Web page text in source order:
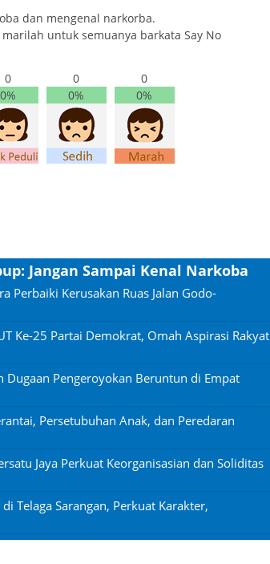
dan mengenal narkorba.
untuk semuanya barkata Say No
0
0%
0
0%
0
0%
Jangan Sampai Kenal Narkoba
Perbaiki Kerusakan Ruas Jalan Godo-
Ke-25 Partai Demokrat, Omah Aspirasi Rakyat
Dugaan Pengeroyokan Beruntun di Empat
Persetubuhan Anak, dan Peredaran
Jaya Perkuat Keorganisasian dan Soliditas
Telaga Sarangan, Perkuat Karakter,